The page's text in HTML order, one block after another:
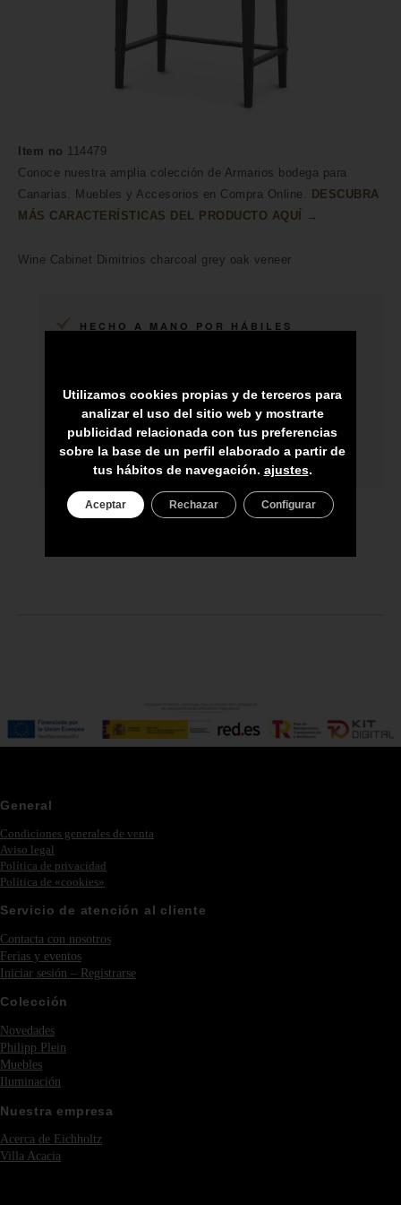
Item no 114479
Conoce nuestra amplia colección de Armarios bodega para
Canarias. Muebles y Accesorios en Compra Online.
DESCUBRA
MÁS CARACTERÍSTICAS DEL PRODUCTO AQUÍ →
Wine Cabinet Dimitrios charcoal grey oak veneer
HECHO A MANO POR HÁBILES
ASESORAMIENTO PERSONAL
PRECIO DEL PRODUCTO NO INCLUYE
General
Condiciones generales de venta
Aviso legal
Política de privacidad
Política de «cookies»
Servicio de atención al cliente
Contacta con nosotros
Ferias y eventos
Iniciar sesión – Registrarse
Colección
Novedades
Philipp Plein
Muebles
Iluminación
Nuestra empresa
Acerca de Eichholtz
Villa Acacia
Utilizamos cookies propias y de terceros para
analizar el uso del sitio web y mostrarte
publicidad relacionada con tus preferencias
sobre la base de un perfil elaborado a partir de
tus hábitos de navegación. ajustes.
Aceptar Rechazar Configurar